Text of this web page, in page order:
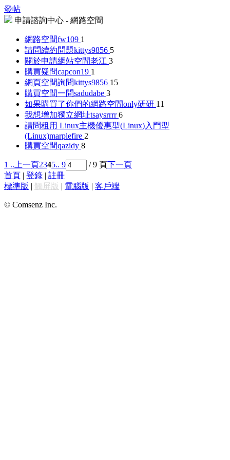
發帖
申請諮詢中心 - 網路空間
網路空間fw109 1
請問續約問題kittys9856 5
關於申請網站空間老江 3
購買疑問capcon19 1
網頁空間詢問kittys9856 15
購買空間一問sadudabe 3
如果購買了你們的網路空間only研研 11
我想增加獨立網址tsaysrrrr 6
請問租用 Linux主機優惠型(Linux)入門型
(Linux)marplefire 2
購買空間qazidy 8
1 .. 上一頁2345.. 9 / 9 頁下一頁
首頁 | 登錄 | 註冊
標準版 | 觸屏版 | 電腦版 | 客戶端
© Comsenz Inc.